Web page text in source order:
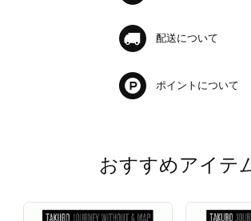
配送について
ポイントについて
おすすめアイテ